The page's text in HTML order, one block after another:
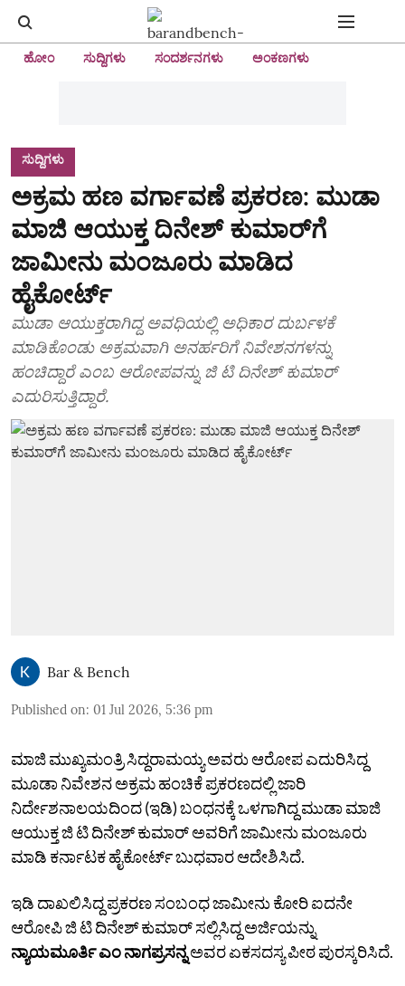
ಹೋಂ ಸುದ್ದಿಗಳು ಸಂದರ್ಶನಗಳು ಅಂಕಣಗಳು
ಸುದ್ದಿಗಳು
ಅಕ್ರಮ ಹಣ ವರ್ಗಾವಣೆ ಪ್ರಕರಣ: ಮುಡಾ
ಮಾಜಿ ಆಯುಕ್ತ ದಿನೇಶ್ ಕುಮಾರ್‌ಗೆ
ಜಾಮೀನು ಮಂಜೂರು ಮಾಡಿದ
ಹೈಕೋರ್ಟ್‌
ಮುಡಾ ಆಯುಕ್ತರಾಗಿದ್ದ ಅವಧಿಯಲ್ಲಿ ಅಧಿಕಾರ ದುರ್ಬಳಕೆ
ಮಾಡಿಕೊಂಡು ಅಕ್ರಮವಾಗಿ ಅನರ್ಹರಿಗೆ ನಿವೇಶನಗಳನ್ನು
ಹಂಚಿದ್ದಾರೆ ಎಂಬ ಆರೋಪವನ್ನು ಜಿ ಟಿ ದಿನೇಶ್ ಕುಮಾರ್
ಎದುರಿಸುತ್ತಿದ್ದಾರೆ.
Bar & Bench
Published on: 01 Jul 2026, 5:36 pm
ಮಾಜಿ ಮುಖ್ಯಮಂತ್ರಿ ಸಿದ್ದರಾಮಯ್ಯ ಅವರು ಆರೋಪ ಎದುರಿಸಿದ್ದ
ಮೂಡಾ ನಿವೇಶನ ಅಕ್ರಮ ಹಂಚಿಕೆ ಪ್ರಕರಣದಲ್ಲಿ ಜಾರಿ
ನಿರ್ದೇಶನಾಲಯದಿಂದ (ಇಡಿ) ಬಂಧನಕ್ಕೆ ಒಳಗಾಗಿದ್ದ ಮುಡಾ ಮಾಜಿ
ಆಯುಕ್ತ ಜಿ ಟಿ ದಿನೇಶ್ ಕುಮಾರ್‌ ಅವರಿಗೆ ಜಾಮೀನು ಮಂಜೂರು
ಮಾಡಿ ಕರ್ನಾಟಕ ಹೈಕೋರ್ಟ್ ಬುಧವಾರ ಆದೇಶಿಸಿದೆ.
ಇಡಿ ದಾಖಲಿಸಿದ್ದ ಪ್ರಕರಣ ಸಂಬಂಧ ಜಾಮೀನು ಕೋರಿ‌ ಐದನೇ
ಆರೋಪಿ ಜಿ ಟಿ ದಿನೇಶ್ ಕುಮಾರ್‌ ಸಲ್ಲಿಸಿದ್ದ ಅರ್ಜಿಯನ್ನು
ನ್ಯಾಯಮೂರ್ತಿ ಎಂ ನಾಗಪ್ರಸನ್ನಅವರ ಏಕಸದಸ್ಯ ಪೀಠ ಪುರಸ್ಕರಿಸಿದೆ.